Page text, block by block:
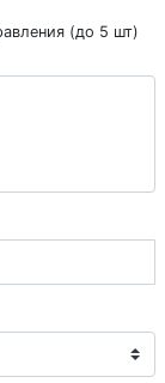
(до 5 шт)